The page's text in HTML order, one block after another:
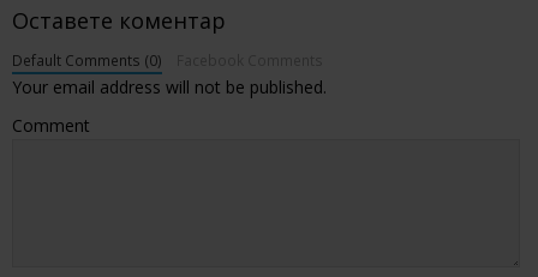
Оставете коментар
Default Comments (0)
Your email address will not be published.
Comment